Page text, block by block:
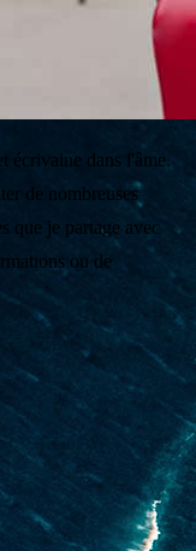
écrivaine dans l'âme.
de nombreuses
que je partage avec
ou de